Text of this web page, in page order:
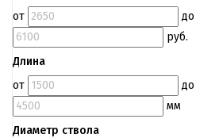
от
до
руб.
Длина
от
до
мм
Диаметр ствола